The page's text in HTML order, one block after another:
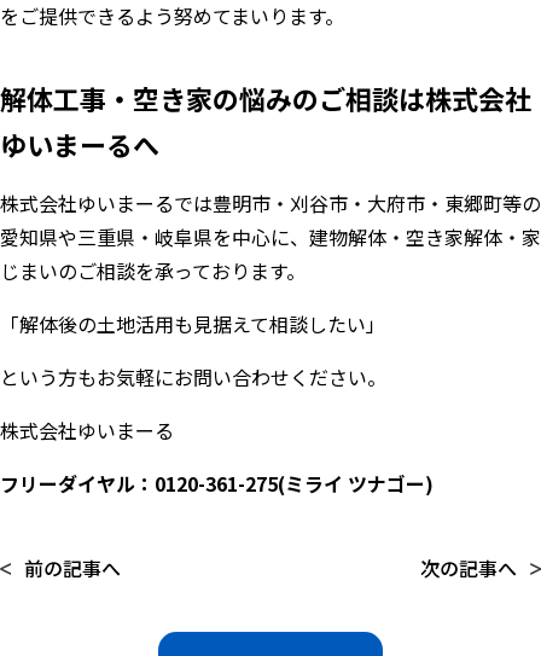
をご提供できるよう努めてまいります。
解体工事・空き家の悩みのご相談は株式会社
ゆいまーるへ
株式会社ゆいまーるでは豊明市・刈谷市・大府市・東郷町等の
愛知県や三重県・岐阜県を中心に、建物解体・空き家解体・家
じまいのご相談を承っております。
「解体後の土地活用も見据えて相談したい」
という方もお気軽にお問い合わせください。
株式会社ゆいまーる
フリーダイヤル：0120-361-275(ミライ ツナゴー)
前の記事へ 次の記事へ